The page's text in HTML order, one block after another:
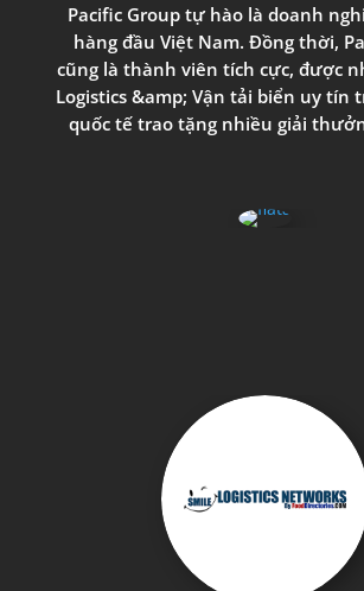
Pacific Group tự hào là doanh
hàng đầu Việt Nam.Đồng thời,
cũng là thành viên tích cực, được
Logistics &amp; Vận tải biển uy tín
quốc tế trao tặng nhiều giải